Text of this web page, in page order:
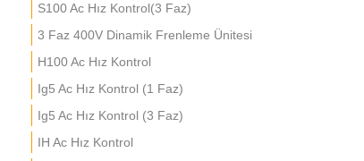
S100 Ac Hız Kontrol(3 Faz)
3 Faz 400V Dinamik Frenleme Ünitesi
H100 Ac Hız Kontrol
Ig5 Ac Hız Kontrol (1 Faz)
Ig5 Ac Hız Kontrol (3 Faz)
IH Ac Hız Kontrol